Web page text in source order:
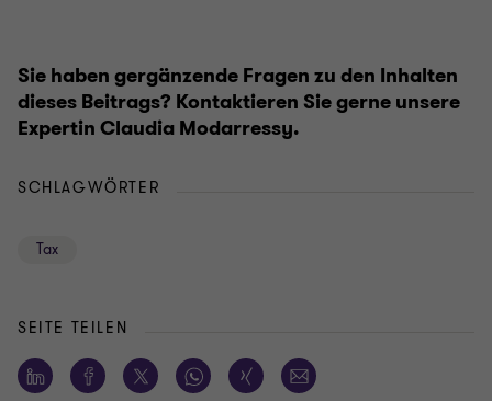
Sie haben gergänzende Fragen zu den Inhalten
dieses Beitrags? Kontaktieren Sie gerne unsere
Expertin Claudia Modarressy.
SCHLAGWÖRTER
Tax
SEITE TEILEN